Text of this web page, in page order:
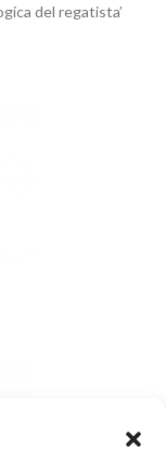
del regatista’